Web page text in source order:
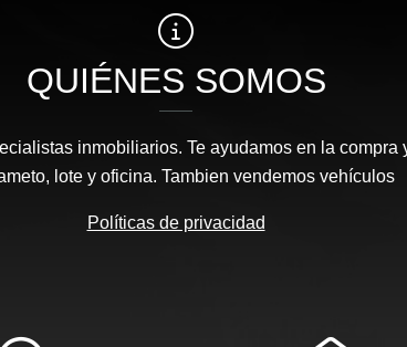
QUIÉNES SOMOS
inmobiliarios. Te ayudamos en la compra
lote y oficina. Tambien vendemos vehículos
Políticas de privacidad